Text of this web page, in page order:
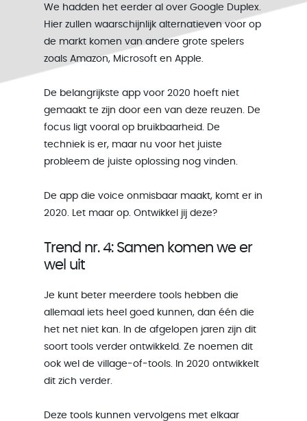
We hadden het eerder al over Google Duplex.
Hier zullen waarschijnlijk alternatieven voor op
de markt komen van andere grote spelers
zoals Amazon, Microsoft en Apple.
De belangrijkste app voor 2020 hoeft niet
gemaakt te zijn door een van deze reuzen. De
focus ligt vooral op bruikbaarheid. De
techniek is er, maar nu voor het juiste
probleem de juiste oplossing nog vinden.
De app die voice onmisbaar maakt, komt er in
2020. Let maar op. Ontwikkel jij deze?
Trend nr. 4: Samen komen we er
wel uit
Je kunt beter meerdere tools hebben die
allemaal iets heel goed kunnen, dan één die
het net niet kan. In de afgelopen jaren zijn dit
soort tools verder ontwikkeld. Ze noemen dit
ook wel de village-of-tools. In 2020 ontwikkelt
dit zich verder.
Deze tools kunnen vervolgens met elkaar